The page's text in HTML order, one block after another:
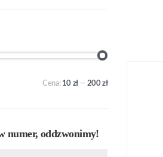
Cena: 10 zł— 200 zł
numer, oddzwonimy!